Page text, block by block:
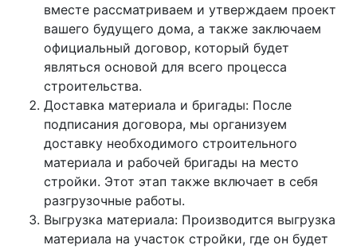
вместе рассматриваем и утверждаем проект
вашего будущего дома, а также заключаем
официальный договор, который будет
являться основой для всего процесса
строительства.
Доставка материала и бригады: После
подписания договора, мы организуем
доставку необходимого строительного
материала и рабочей бригады на место
стройки. Этот этап также включает в себя
разгрузочные работы.
Выгрузка материала: Производится выгрузка
материала на участок стройки, где он будет